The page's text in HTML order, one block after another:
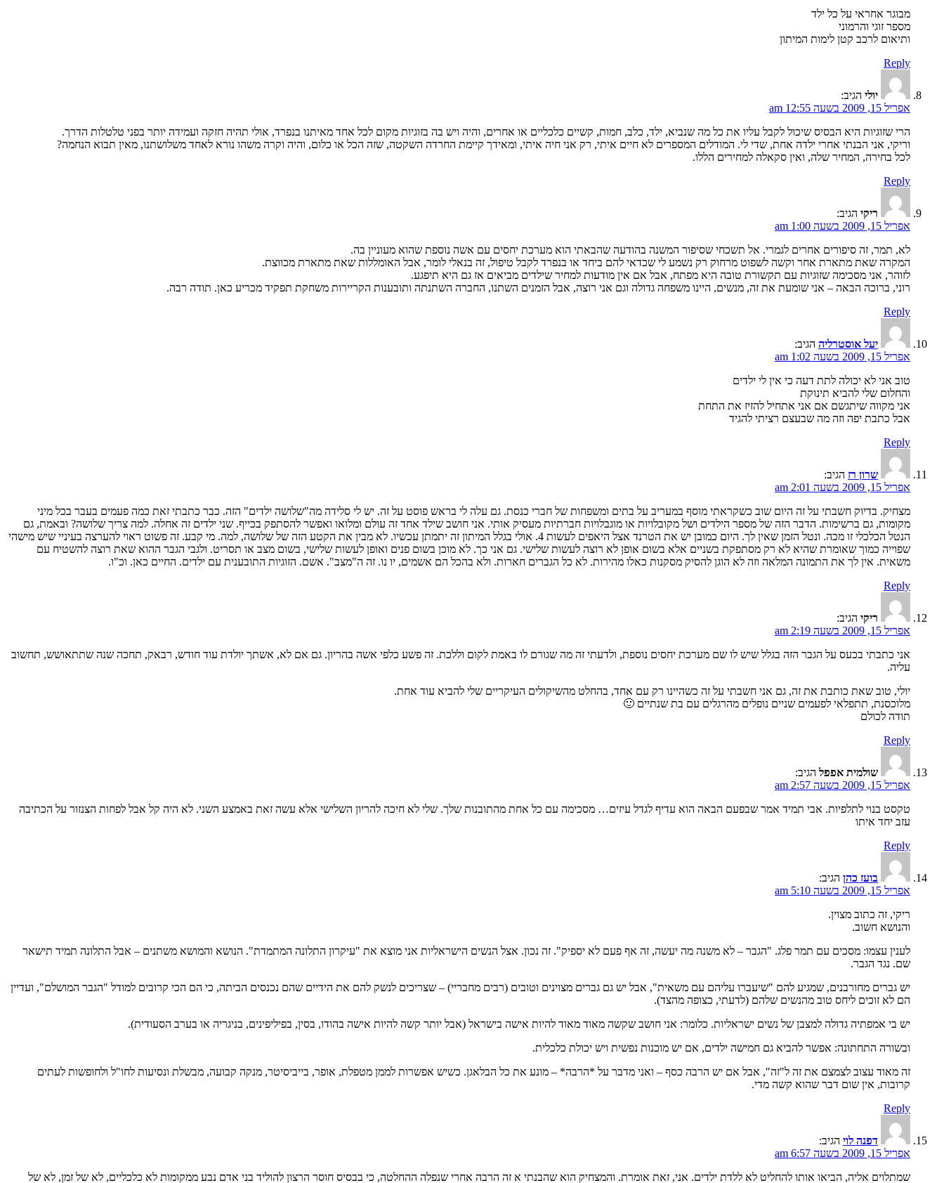
מבוגר אחראי על כל ילד
מספר זוגי והרמוני
ותיאום לרכב קטן לימות המיתון
Reply
יולי הגיב:
אפריל 15, 2009 בשעה 12:55 am
הרי שזוגיות היא הבסיס שיכול לקבל עליו את כל מה שנביא, ילד, כלב, חמות, קשיים כלכליים או אחרים, והיה ויש בה בזוגיות מקום לכל אחד מאיתנו בנפרד, אולי תהיה חזקה ועמידה יותר בפני טלטלות הדרך.
וריקי, אני הבנתי אחרי ילדה אחת, שדי לי. המודלים המספרים לא חיים איתי, רק אני חיה איתי, ומאידך קיימת החרדה השקטה, שזה הכל או כלום, והיה וקרה משהו נורא לאחד משלושתנו, מאין תבוא הנחמה?
לכל בחירה, המחיר שלה, ואין סקאלה למחירים הללו.
Reply
ריקי הגיב:
אפריל 15, 2009 בשעה 1:00 am
לא, תמר, זה סיפורים אחרים לגמרי. אל תשכחי שסיפור המשנה בהודעה שהבאתי הוא מערכת יחסים עם אשה נוספת שהוא מעוניין בה.
המקרה שאת מתארת אחר וקשה לשפוט מרחוק רק נשמע לי שכדאי להם ביחד או בנפרד לקבל טיפול, זה בנאלי לומר, אבל האומללות שאת מתארת מכווצת.
לזוהר, אני מסכימה שזוגיות עם תקשורת טובה היא מפתח, אבל אם אין מודעות למחיר שילדים מביאים אז גם היא תיפגע.
רוני, ברוכה הבאה – אני שומעת את זה, מנשים, היינו משפחה גדולה וגם אני רוצה, אבל הזמנים השתנו, החברה השתנתה ותובענות הקריירות משחקת תפקיד מכריע כאן. תודה רבה.
Reply
יעל אוסטרליה הגיב:
אפריל 15, 2009 בשעה 1:02 am
טוב אני לא יכולה לתת דעה כי אין לי ילדים
והחלום שלי להביא תינוקת
אני מקווה שיתגשם אם אני אתחיל להזיז את התחת
אבל כתבת יפה וזה מה שבעצם רציתי להגיד
Reply
שרון רז הגיב:
אפריל 15, 2009 בשעה 2:01 am
מצחיק. בדיוק חשבתי על זה היום שוב כשקראתי מוסף במעריב על בתים ומשפחות של חברי כנסת. גם עלה לי בראש פוסט על זה. יש לי סלידה מה"שלושה ילדים" הזה. כבר כתבתי זאת כמה פעמים בעבר בכל מיני
מקומות, גם ברשימות. הדבר הזה של מספר הילדים ושל מקובלויות או מוגבלויות חברתיות מעסיק אותי. אני חושב שילד אחד זה עולם ומלואו ואפשר להסתפק בכייף. שני ילדים זה אחלה. למה צריך שלושה? ובאמת, גם
הנטל הכלכלי זו מכה. ונטל הזמן שאין לך. היום כמובן יש את הטרנד אצל היאפים לעשות 4. אולי בגלל המיתון זה יתמתן עכשיו. לא מבין את הקטע הזה של שלושה, למה. מי קבע. זה פשוט ראוי להערצה בעיניי שיש מישהי
שפוייה כמוך שאומרת שהיא לא רק מסתפקת בשניים אלא בשום אופן לא רוצה לעשות שלישי. גם אני כך. לא מוכן בשום פנים ואופן לעשות שלישי, בשום מצב או תסריט. ולגבי הגבר ההוא שאת רוצה להשטיח עם
משאית. אין לך את התמונה המלאה וזה לא הוגן להסיק מסקנות כאלו מהירות. לא כל הגברים חארות. ולא בהכל הם אשמים, יו נו. זה ה"מצב". אשם. הזוגיות התובענית עם ילדים. החיים כאן. וכ"ו.
Reply
ריקי הגיב:
אפריל 15, 2009 בשעה 2:19 am
אני כתבתי בכעס על הגבר הזה בגלל שיש לו שם מערכת יחסים נוספת, ולדעתי זה מה שגורם לו באמת לקום וללכת. זה פשע כלפי אשה בהריון. גם אם לא, אשתך יולדת עוד חודש, רבאק, תחכה שנה שתתאושש, תחשוב
עליה.
יולי, טוב שאת כותבת את זה, גם אני חשבתי על זה כשהיינו רק עם אחד, בהחלט מהשיקולים העיקריים שלי להביא עוד אחת.
מלוכסנת, תתפלאי לפעמים שניים נופלים מהרגלים עם בת שנתיים 🙂
תודה לכולם
Reply
שולמית אפפל הגיב:
אפריל 15, 2009 בשעה 2:57 am
טקסט בנוי לתלפיות. אבי תמיד אמר שבפעם הבאה הוא עדיף לגדל עיזים… מסכימה עם כל אחת מהתובנות שלך. שלי לא חיכה להריון השלישי אלא עשה זאת באמצע השני. לא היה קל אבל לפחות הצנזור על הכתיבה
עזב יחד איתו
Reply
בועז כהן הגיב:
אפריל 15, 2009 בשעה 5:10 am
ריקי, זה כתוב מצוין.
והנושא חשוב.
לענין עצמו: מסכים עם תמר פלג. "הגבר – לא משנה מה יעשה, זה אף פעם לא יספיק". זה נכון. אצל הנשים הישראליות אני מוצא את "עיקרון התלונה המתמדת". הנושא והמושא משתנים – אבל התלונה תמיד תישאר
שם. נגד הגבר.
יש גברים מחורבנים, שמגיע להם "שיעברו עליהם עם משאית", אבל יש גם גברים מצוינים וטובים (רבים מחבריי) – שצריכים לנשק להם את הידיים שהם נכנסים הביתה, כי הם הכי קרובים למודל "הגבר המושלם", ועדיין
הם לא זוכים ליחס טוב מהנשים שלהם (לדעתי, כצופה מהצד).
יש בי אמפתיה גדולה למצבן של נשים ישראליות. כלומר: אני חושב שקשה מאוד מאוד להיות אישה בישראל (אבל יותר קשה להיות אישה בהודו, בסין, בפיליפינים, בניגריה או בערב הסעודית).
ובשורה התחתונה: אפשר להביא גם חמישה ילדים, אם יש מוכנות נפשית ויש יכולת כלכלית.
זה מאוד עצוב לצמצם את זה ל"זה", אבל אם יש הרבה כסף – ואני מדבר על *הרבה* – מונע את כל הבלאגן. כשיש אפשרות לממן מטפלת, אופר, בייביסיטר, מנקה קבועה, מבשלת ונסיעות לחו"ל ולחופשות לעתים
קרובות, אין שום דבר שהוא קשה מדי.
Reply
דפנה לוי הגיב:
אפריל 15, 2009 בשעה 6:57 am
שמתלוים אליה, הביאו אותו להחליט לא ללדת ילדים. אני, זאת אומרת. והמצחיק הוא שהבנתי א זה הרבה אחרי שנפלה ההחלטה, כי בבסיס חוסר הרצון להוליד בני אדם נבע ממקומות לא כלכליים, לא של זמן, לא של